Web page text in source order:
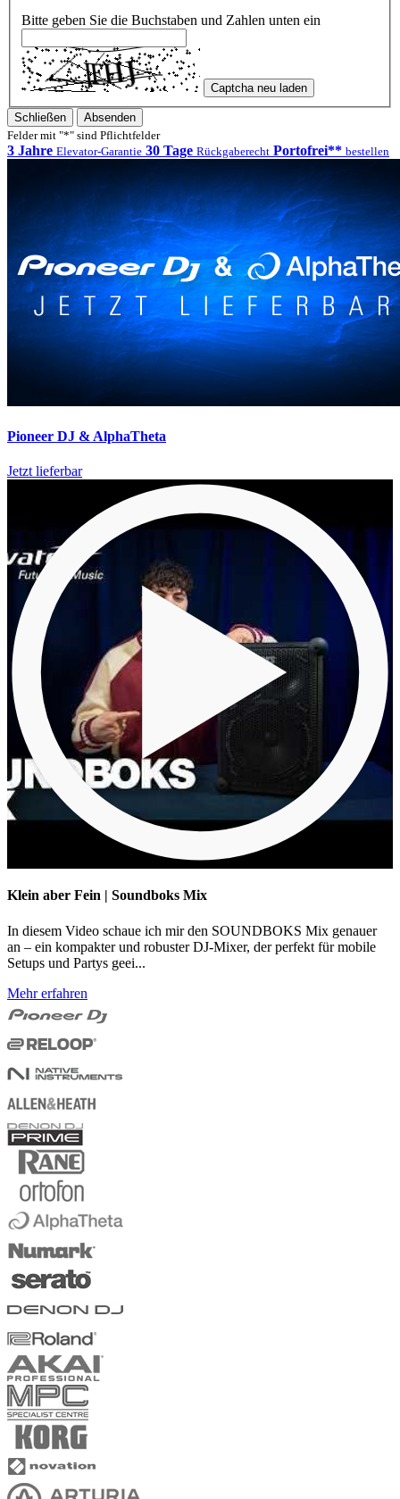
Bitte geben Sie die Buchstaben und Zahlen unten ein
Captcha neu laden
Schließen
Absenden
Felder mit "*" sind Pflichtfelder
3 Jahre Elevator-Garantie 30 Tage Rückgaberecht Portofrei** bestellen
Pioneer DJ & AlphaTheta
Jetzt lieferbar
Klein aber Fein | Soundboks Mix
In diesem Video schaue ich mir den SOUNDBOKS Mix genauer
an – ein kompakter und robuster DJ-Mixer, der perfekt für mobile
Setups und Partys geei...
Mehr erfahren